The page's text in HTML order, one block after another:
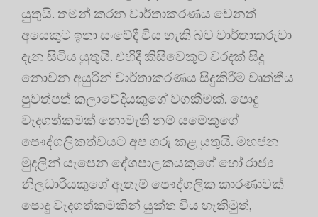
යුතුයි. තමන් කරන වාර්තාකරණය වෙනත්
අයෙකුට ඉතා සංවේදී විය හැකි බව වාර්තාකරුවා
දැන සිටිය යුතුයි. එහිදී කිසිවෙකුට වරදක් සිදු
නොවන අයුරින් වාර්තාකරණය සිදුකිරීම වෘත්තීය
පුවත්පත් කලාවේදියකුගේ වගකීමක්. පොදු
වැදගත්කමක් නොමැති නම් යමෙකුගේ
පෞද්ගලිකත්වයට අප ගරු කළ යුතුයි. මහජන
මුදලින් යැපෙන දේශපාලකයකුගේ හෝ රාජ්‍ය
නිලධාරියකුගේ ඇතැම් පෞද්ගලික කාරණාවක්
පොදු වැදගත්කමකින් යුක්ත විය හැකිමුත්,